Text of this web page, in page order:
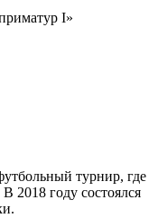
I»
турнир, где
2018 году состоялся